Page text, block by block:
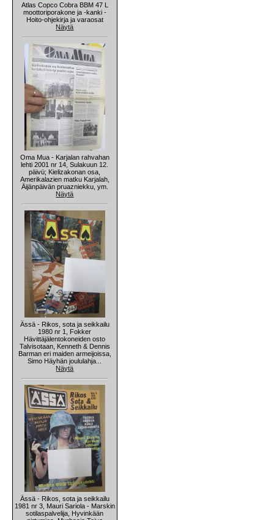
Atlas Copco Cobra BBM 47 L
moottoriporakone ja -kanki -
Hoito-ohjekirja ja varaosat
Näytä
Oma Mua - Karjalan rahvahan
lehti 2001 nr 14, Sulakuun 12.
päivü; Kielizakonan osa,
Amerikalazien matku Karjalah,
Äijänpäivän pruazniekku, ym.
Näytä
Ässä - Rikos, sota ja seikkailu
1980 nr 1, Fokker
Hävittäjälentokoneiden osto
Talvisotaan, Kenneth & Dennis
Barman eri maiden armeijoissa,
Simo Häyhän joululahja...
Näytä
Ässä - Rikos, sota ja seikkailu
1981 nr 3, Mauri Sariola - Marskin
sotilaspalvelija, Hyvinkään